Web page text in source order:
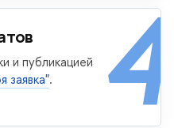
4
и публикацией
заявка".